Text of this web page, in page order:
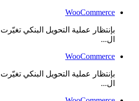
WooCommerce
بإنتظار عملية التحويل البنكي
ال...
WooCommerce
بإنتظار عملية التحويل البنكي
ال...